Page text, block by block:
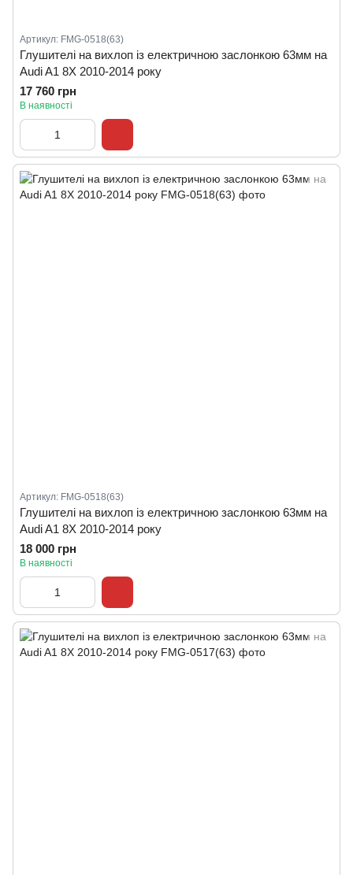
Артикул: FMG-0518(63)
Глушителі на вихлоп із електричною заслонкою 63мм на
Audi A1 8X 2010-2014 року
17 760 грн
В наявності
Артикул: FMG-0518(63)
Глушителі на вихлоп із електричною заслонкою 63мм на
Audi A1 8X 2010-2014 року
18 000 грн
В наявності